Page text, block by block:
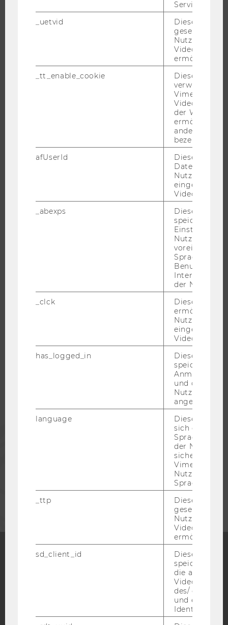
ÜBER DIE WU
JOBPORTAL
UNTERNEHMEN
Blog
Bluesky
Service zu
_uetvid
Dieses
gesetzt, um
Nutzung des
Videoplayers
ermöglichen
_tt_enable_cookie
Dieses
verwendet,
Vimeo-
der WU-
ermöglichen
andere nicht
bezeichnete
afUserId
Dieses
Daten von
Videos
_abexps
Dieses Cookie
speichert
Nutzer*in, zB.
Sprache,
der Nutzer*in
_clck
Dieses Cookie
ermöglicht
Nutzung des
Video Players
has_logged_in
Dieses Cookie
speichert
und ob sich
Nutzer*in
angemeldet
language
Dieses
sich die
der
Vimeo in der
Nutzer
Sprache
_ttp
Dieser
gesetzt, um
Nutzung des
Videoplayers
ermöglichen
sd_client_id
Dieses Cookie
speichert
die aktuellen
des/ der
und einen